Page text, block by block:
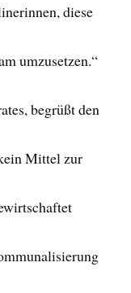
diese
umzusetzen.“
begrüßt den
Mittel zur